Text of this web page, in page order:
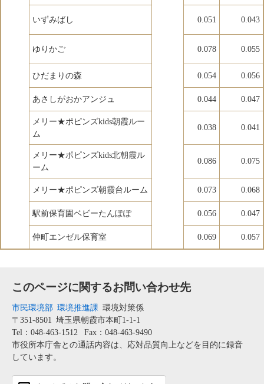
いずみばし 0.051 0.043
ゆりかご 0.078 0.055
ひだまりの森 0.054 0.056
あさしがおかアンジュ 0.044 0.047
メリー★ポピンズkids朝霞ルー
ム
0.038 0.041
メリー★ポピンズkids北朝霞ル
ーム
0.086 0.075
メリー★ポピンズ朝霞台ルーム 0.073 0.068
駅前保育園ベビーたんぽぽ 0.056 0.047
仲町エンゼル保育室 0.069 0.057
このページに関するお問い合わせ先
市民環境部 環境推進課 環境対策係
〒351-8501 埼玉県朝霞市本町1-1-1
Tel：048-463-1512
Fax：048-463-9490
市役所本庁舎との通話内容は、応対品質向上などを目的に録音
しています。